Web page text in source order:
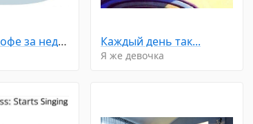
Эволюция кофе за неделю... Каждый день так...
Я же девочка